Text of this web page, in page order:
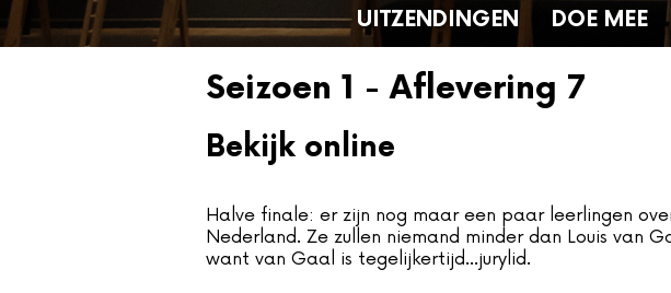
UITZENDINGEN DOE MEE
Seizoen 1 - Aflevering 7
Bekijk online
Er is een licentie-fout opgetreden. Als het
zich blijft voordoen, neem dan contact op met
Halve finale: er zijn nog maar een paar leerlingen
Nederland. Ze zullen niemand minder dan Louis van
want van Gaal is tegelijkertijd...jurylid.